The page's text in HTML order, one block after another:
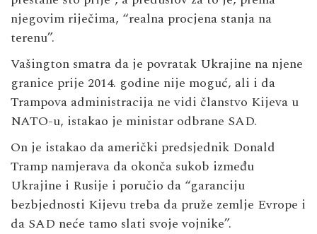
njegovim riječima, “realna procjena stanja na
terenu”.
Vašington smatra da je povratak Ukrajine na njene
granice prije 2014. godine nije moguć, ali i da
Trampova administracija ne vidi članstvo Kijeva u
NATO-u, istakao je ministar odbrane SAD.
On je istakao da američki predsjednik Donald
Tramp namjerava da okonča sukob između
Ukrajine i Rusije i poručio da “garanciju
bezbjednosti Kijevu treba da pruže zemlje Evrope i
da SAD neće tamo slati svoje vojnike”.